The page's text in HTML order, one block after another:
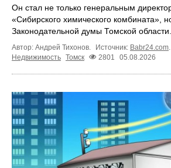
Он стал не только генеральным
«Сибирского химического комбината»,
Законодательной думы Томской области.
Автор: Андрей Тихонов. Источник: Babr24.com.
Недвижимость Томск 2801 05.08.2026